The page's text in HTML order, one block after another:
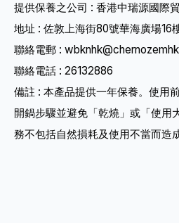
提供保養之公司 : 香港中瑞源國際
地址 : 佐敦上海街80號華海廣場16
聯絡電郵 :
聯絡電話 : 26132886
備註 : 本產品提供一年保養。使用
開鍋步驟並避免「乾燒」或「使用
務不包括自然損耗及使用不當而造